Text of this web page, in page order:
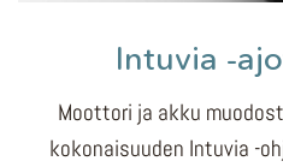
Intuvia -
Moottori ja akku
kokonaisuuden Intuvia -